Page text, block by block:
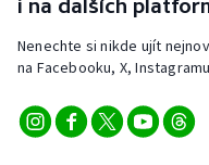
Veslování
Vodní slalom
Volejbal
i na dalších
Nenechte si nikde ujít
na Facebooku, X,